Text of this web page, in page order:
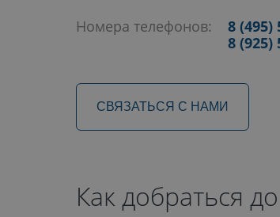
Номера телефонов:
8 (495)
8 (925)
СВЯЗАТЬСЯ С НАМИ
Как добраться